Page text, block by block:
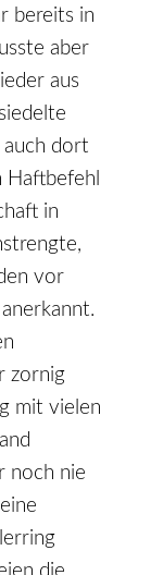
bereits in
aber
aus
auch dort
Haftbefehl
in
vor
zornig
mit vielen
noch nie